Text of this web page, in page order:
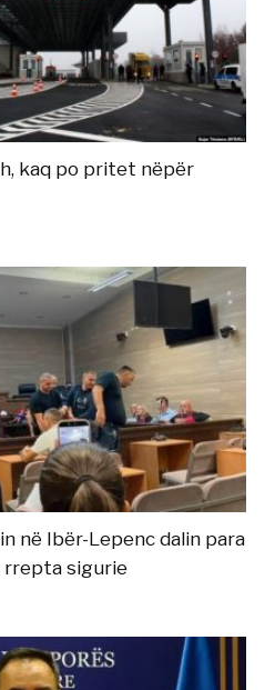
kaq po pritet nëpër
në Ibër-Lepenc dalin para
rrepta sigurie